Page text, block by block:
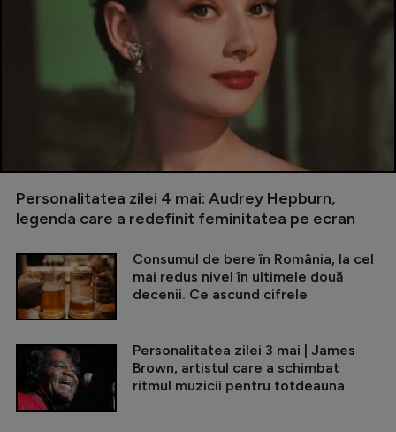
Personalitatea zilei 4 mai: Audrey Hepburn,
legenda care a redefinit feminitatea pe ecran
Consumul de bere în România, la cel
mai redus nivel în ultimele două
decenii. Ce ascund cifrele
Personalitatea zilei 3 mai | James
Brown, artistul care a schimbat
ritmul muzicii pentru totdeauna